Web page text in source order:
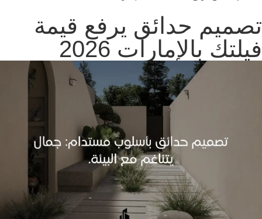
تصميم حدائق يرفع قيمة
فيلتك بالإمارات 2026